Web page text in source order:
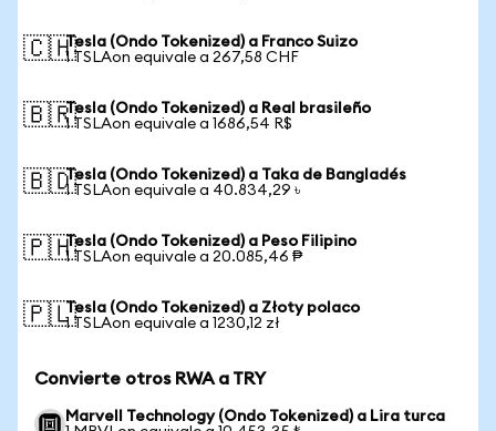
🇨🇭Tesla (Ondo Tokenized) a Franco Suizo
1 TSLAon equivale a 267,58 CHF
🇧🇷Tesla (Ondo Tokenized) a Real brasileño
1 TSLAon equivale a 1686,54 R$
🇧🇩Tesla (Ondo Tokenized) a Taka de Bangladés
1 TSLAon equivale a 40.834,29 ৳
🇵🇭Tesla (Ondo Tokenized) a Peso Filipino
1 TSLAon equivale a 20.085,46 ₱
🇵🇱Tesla (Ondo Tokenized) a Złoty polaco
1 TSLAon equivale a 1230,12 zł
Convierte otros RWA a TRY
Marvell Technology (Ondo Tokenized) a Lira turca